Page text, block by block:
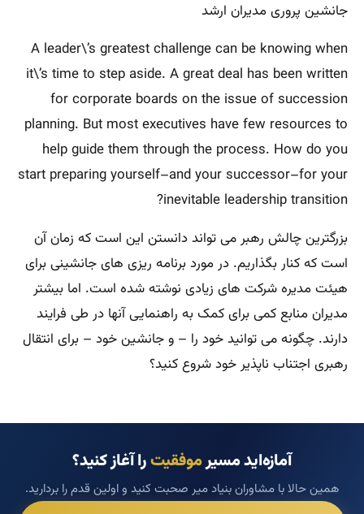
جانشین پروری مدیران ارشد
A leader\’s greatest challenge can be knowing when
it\’s time to step aside. A great deal has been written
for corporate boards on the issue of succession
planning. But most executives have few resources to
help guide them through the process. How do you
start preparing yourself–and your successor–for your
inevitable leadership transition?
بزرگترین چالش رهبر می تواند دانستن این است که زمان آن
است که کنار بگذاریم. در مورد برنامه ریزی های جانشینی برای
هیئت مدیره شرکت های زیادی نوشته شده است. اما بیشتر
مدیران منابع کمی برای کمک به راهنمایی آنها در طی فرایند
دارند. چگونه می توانید خود را – و جانشین خود – برای انتقال
رهبری اجتناب ناپذیر خود شروع کنید؟
آمازه‌اید مسیرموفقیترا آغاز کنید؟
همین حالا با مشاوران بنیاد میر صحبت کنید و اولین قدم را بردارید.